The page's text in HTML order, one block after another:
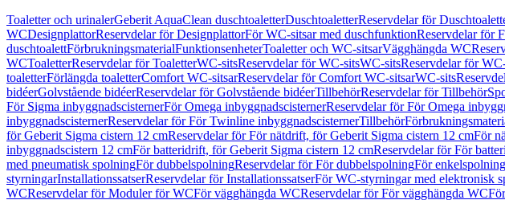
Toaletter och urinalerGeberit AquaClean duschtoaletterDuschtoaletterReservdelar för
WCDesignplattorReservdelar för DesignplattorFör WC-sitsar med duschfunktionReservdelar för
duschtoalettFörbrukningsmaterialFunktionsenheterToaletter och WC-sitsarVägghängda WC
WCToaletterReservdelar för ToaletterWC-sitsReservdelar för WC-sitsWC-sitsReservdelar för
toaletterFörlängda toaletterComfort WC-sitsarReservdelar för Comfort WC-sitsarWC-sits
bidéerGolvstående bidéerReservdelar för Golvstående bidéerTillbehörReservdelar för Tillbehör
För Sigma inbyggnadscisternerFör Omega inbyggnadscisternerReservdelar för För Omega
inbyggnadscisternerReservdelar för För Twinline inbyggnadscisternerTillbehör
för Geberit Sigma cistern 12 cmReservdelar för För nätdrift, för Geberit Sigma cistern 12 cmFör
inbyggnadscistern 12 cmFör batteridrift, för Geberit Sigma cistern 12 cmReservdelar för För
med pneumatisk spolningFör dubbelspolningReservdelar för För dubbelspolningFör enkelspolning
styrningarInstallationssatserReservdelar för InstallationssatserFör WC-styrningar med elektronisk
WCReservdelar för Moduler för WCFör vägghängda WCReservdelar för För vägghängda WC